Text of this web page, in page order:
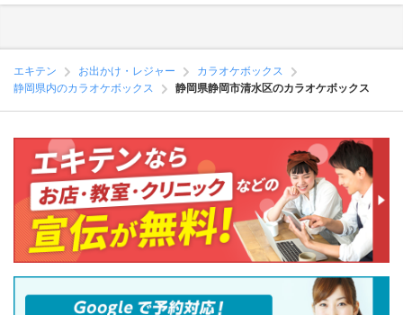
エキテン お出かけ・レジャー
カラオケボックス
静岡県内のカラオケボックス
静岡県静岡市清水区のカラオケボックス